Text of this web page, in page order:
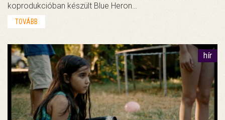
koprodukcióban készült Blue Heron…
TOVÁBB
hír